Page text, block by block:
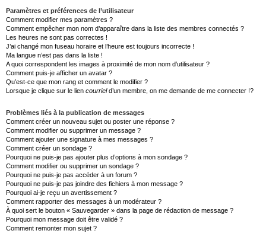
Paramètres et préférences de l’utilisateur
Comment modifier mes paramètres ?
Comment empêcher mon nom d’apparaître dans la liste des membres connectés ?
Les heures ne sont pas correctes !
J’ai changé mon fuseau horaire et l’heure est toujours incorrecte !
Ma langue n’est pas dans la liste !
A quoi correspondent les images à proximité de mon nom d’utilisateur ?
Comment puis-je afficher un avatar ?
Qu’est-ce que mon rang et comment le modifier ?
Lorsque je clique sur le lien courrield’un membre, on me demande de me connecter !?
Problèmes liés à la publication de messages
Comment créer un nouveau sujet ou poster une réponse ?
Comment modifier ou supprimer un message ?
Comment ajouter une signature à mes messages ?
Comment créer un sondage ?
Pourquoi ne puis-je pas ajouter plus d’options à mon sondage ?
Comment modifier ou supprimer un sondage ?
Pourquoi ne puis-je pas accéder à un forum ?
Pourquoi ne puis-je pas joindre des fichiers à mon message ?
Pourquoi ai-je reçu un avertissement ?
Comment rapporter des messages à un modérateur ?
À quoi sert le bouton « Sauvegarder » dans la page de rédaction de message ?
Pourquoi mon message doit être validé ?
Comment remonter mon sujet ?